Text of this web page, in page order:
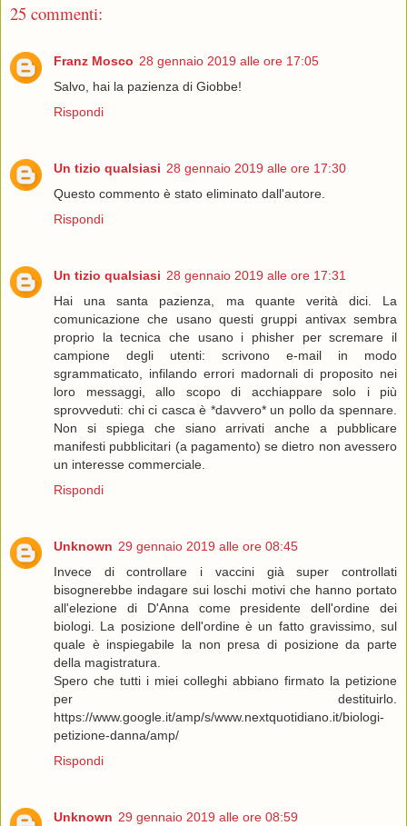
25 commenti:
Franz Mosco 28 gennaio 2019 alle ore 17:05
Salvo, hai la pazienza di Giobbe!
Rispondi
Un tizio qualsiasi 28 gennaio 2019 alle ore 17:30
Questo commento è stato eliminato dall'autore.
Rispondi
Un tizio qualsiasi 28 gennaio 2019 alle ore 17:31
Hai una santa pazienza, ma quante verità dici. La
comunicazione che usano questi gruppi antivax sembra
proprio la tecnica che usano i phisher per scremare il
campione degli utenti: scrivono e-mail in modo
sgrammaticato, infilando errori madornali di proposito nei
loro messaggi, allo scopo di acchiappare solo i più
sprovveduti: chi ci casca è *davvero* un pollo da spennare.
Non si spiega che siano arrivati anche a pubblicare
manifesti pubblicitari (a pagamento) se dietro non avessero
un interesse commerciale.
Rispondi
Unknown 29 gennaio 2019 alle ore 08:45
Invece di controllare i vaccini già super controllati
bisognerebbe indagare sui loschi motivi che hanno portato
all'elezione di D'Anna come presidente dell'ordine dei
biologi. La posizione dell'ordine è un fatto gravissimo, sul
quale è inspiegabile la non presa di posizione da parte
della magistratura.
Spero che tutti i miei colleghi abbiano firmato la petizione
per destituirlo.
https://www.google.it/amp/s/www.nextquotidiano.it/biologi-
petizione-danna/amp/
Rispondi
Unknown 29 gennaio 2019 alle ore 08:59